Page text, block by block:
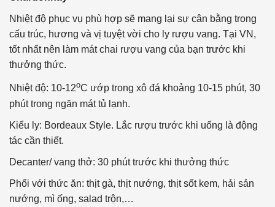
Nhiệt độ phục vụ phù hợp sẽ mang lại sự cân bằng trong
cấu trúc, hương và vị tuyệt vời cho ly rượu vang. Tại VN,
tốt nhất nên làm mát chai rượu vang của bạn trước khi
thưởng thức.
Nhiệt độ: 10-12oC ướp trong xô đá khoảng 10-15 phút, 30
phút trong ngăn mát tủ lạnh.
Kiểu ly: Bordeaux Style. Lắc rượu trước khi uống là động
tác cần thiết.
Decanter/ vang thở: 30 phút trước khi thưởng thức
Phối với thức ăn: thịt gà, thịt nướng, thịt sốt kem, hải sản
nướng, mì ống, salad trộn,…